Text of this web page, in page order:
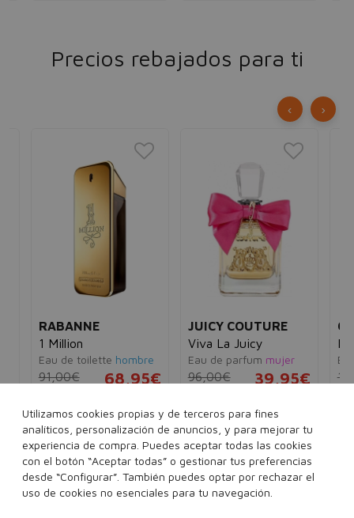
Precios rebajados para ti
RABANNE
1 Million
Eau de toilette hombre
91,00€ 68,95€
30 ml 50 ml 100 ml
200 ml Ver 4 sets
Añadir a la cesta
JUICY COUTURE
Viva La Juicy
Eau de parfum mujer
96,00€ 39,95€
30 ml 50 ml 100 ml
Añadir a la cesta
‹ ›
Utilizamos cookies propias y de terceros para fines
analíticos, personalización de anuncios, y para mejorar tu
experiencia de compra. Puedes aceptar todas las cookies
con el botón “Aceptar todas” o gestionar tus preferencias
desde “Configurar”. También puedes optar por rechazar el
uso de cookies no esenciales para tu navegación.